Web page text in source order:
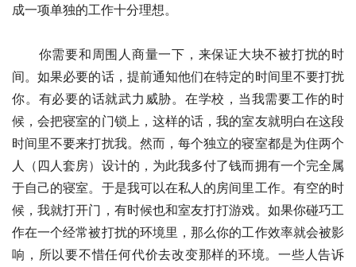
成一项单独的工作十分理想。
你需要和周围人商量一下，来保证大块不被打扰的时
间。如果必要的话，提前通知他们在特定的时间里不要打扰
你。有必要的话就武力威胁。在学校，当我需要工作的时
候，会把寝室的门锁上，这样的话，我的室友就明白在这段
时间里不要来打扰我。然而，每个独立的寝室都是为住两个
人（四人套房）设计的，为此我多付了钱而拥有一个完全属
于自己的寝室。于是我可以在私人的房间里工作。有空的时
候，我就打开门，有时候也和室友打打游戏。如果你碰巧工
作在一个经常被打扰的环境里，那么你的工作效率就会被影
响，所以要不惜任何代价去改变那样的环境。一些人告诉